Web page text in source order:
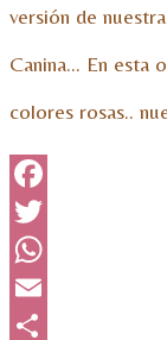
versión de
Canina… En esta
colores rosas..
Facebook
Twitter
WhatsApp
Email